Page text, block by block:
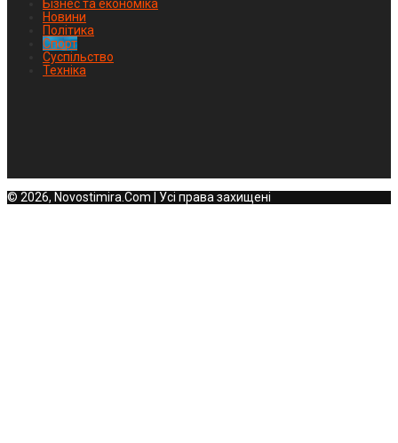
Бізнес та економіка
Новини
Політика
Спорт
Суспільство
Техніка
© 2026, Novostimira.Com | Усі права захищені